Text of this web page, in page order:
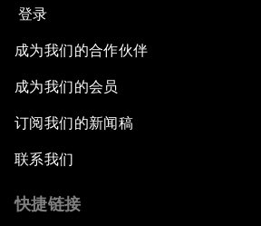
登录
成为我们的合作伙伴
成为我们的会员
订阅我们的新闻稿
联系我们
快捷链接